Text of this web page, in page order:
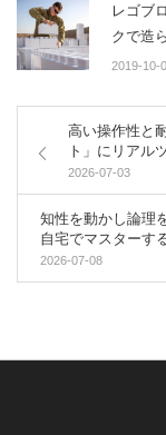
レゴブ
クで造
2019-10-
高い操作性と
ト」にリアル
ク）」新色が登
2026-07-03
知性を動かし論理
自宅でマスターす
内リリース
2026-07-08